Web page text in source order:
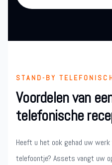
STAND-BY
Voordelen van
telefonische
Heeft u het ook gehad uw
telefoontje? Assets vangt uw